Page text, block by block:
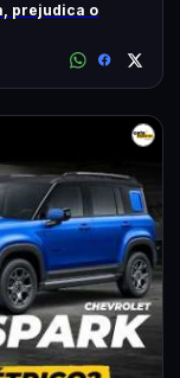
prejudica o